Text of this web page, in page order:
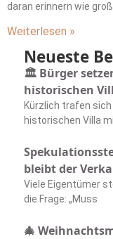
daran erinnern wie
Weiterlesen »
Neueste
🏛️ Bürger
historischen
Kürzlich trafen
historischen Villa
bleibt der
Viele Eigentümer
die Frage: „Muss
🎄